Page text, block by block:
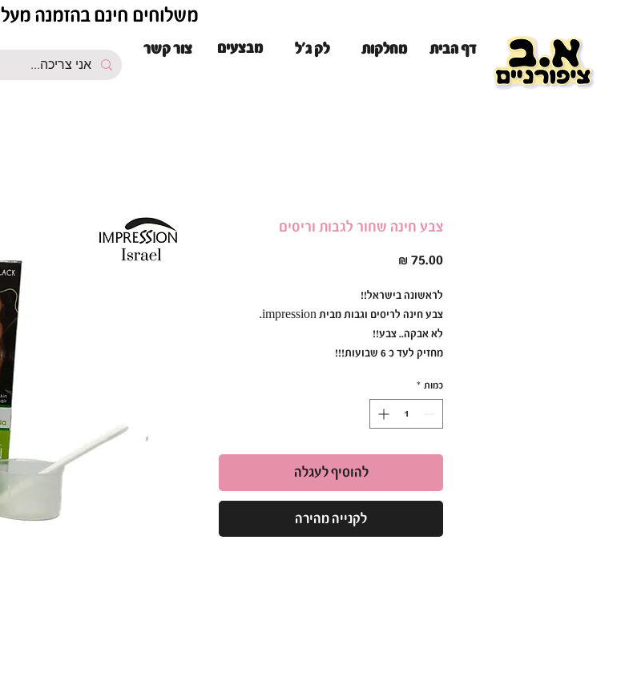
צור קשר מבצעים לק ג'ל מחלקות דף הבית
משלוחים חינם בהזמנה מעל 299₪
צבע חינה שחור לגבות וריסים
לראשונה בישראל!!
צבע חינה לריסים וגבות מבית impression.
לא אבקה.. צבע!!
מחזיק לעד כ 6 שבועות!!!
כוסית ערבוב, כפית ערבוב ודף הוראות מפורט.
– light brown
-black
כן, כל קיט מכיל את כל מה שצריך כדי לעבוד עם
כמות *
להוסיף לעגלה
לקנייה מהירה